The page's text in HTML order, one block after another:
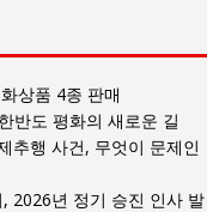
상품 4종 판매
반도 평화의 새로운 길
추행 사건, 무엇이 문제인
2026년 정기 승진 인사 발